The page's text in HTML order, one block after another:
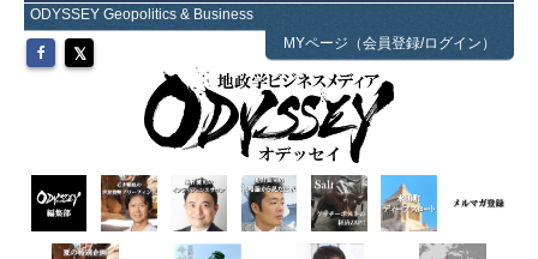
ODYSSEY Geopolitics & Business
MYページ（会員登録/ログイン）